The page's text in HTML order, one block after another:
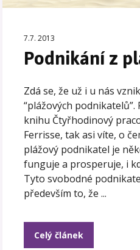
7.7. 2013
Podnikání z
Zdá se, že už i u nás
“plážových
knihu Čtyřhodinový
Ferrisse, tak asi víte, o
plážový podnikatel je
funguje a prosperuje, i
Tyto svobodné
především to, že ...
Celý článek